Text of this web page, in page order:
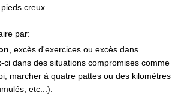
creux.
par:
, excès d'exercices ou excès dans
ci dans des situations compromises comme
marcher à quatre pattes ou des kilomètres
etc...).